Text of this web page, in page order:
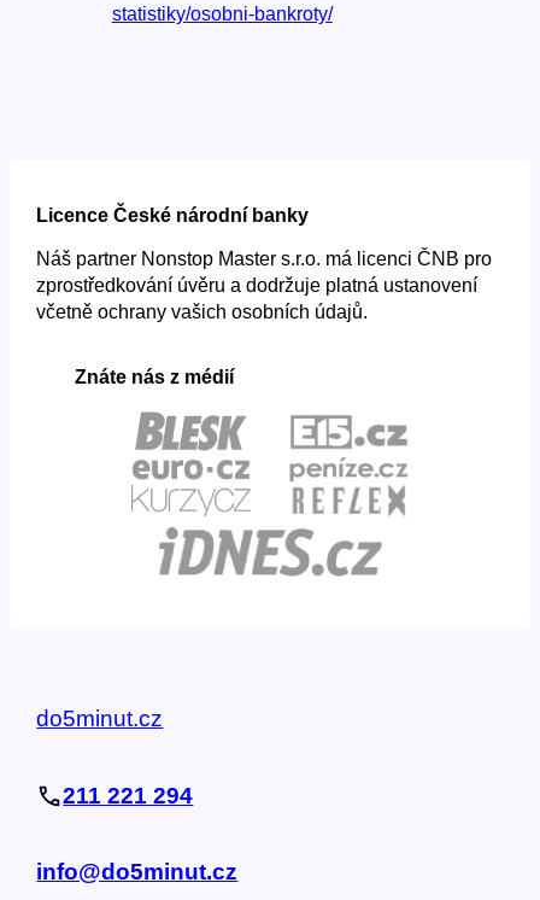
statistiky/osobni-bankroty/
Licence České národní banky
Náš partner Nonstop Master s.r.o. má licenci ČNB pro
zprostředkování úvěru a dodržuje platná ustanovení
včetně ochrany vašich osobních údajů.
Znáte nás z médií
do5minut.cz
211 221 294
info@do5minut.cz